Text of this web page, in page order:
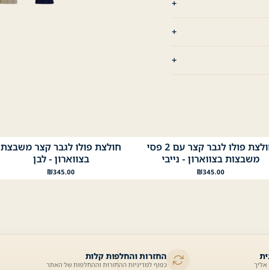
לבן נייבי שחור
חולצת פולו לגבר קצר עם 2 פסי
משבצות בצווארון - נייבי
₪345.00
לבן נייבי שחור
חולצת פולו לגבר קצר משבצת
בצווארון - לבן
₪345.00
החזרות והחלפות קלות
כפוף למדיניות ההחזרות וההחלפות של האתר